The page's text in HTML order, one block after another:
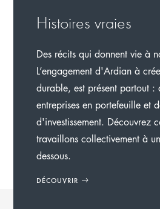
Histoires vraies
Des récits qui donnent vie à
L’engagement d'Ardian à
durable, est présent partout :
entreprises en portefeuille et
d'investissement. Découvrez
travaillons collectivement à
dessous.
DÉCOUVRIR